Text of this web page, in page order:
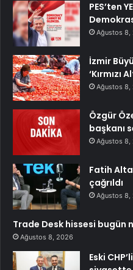
PES’ten
Ağustos 8,
İzmir
‘Kırmızı
Ağustos 8,
Özgür
başkanı
Ağustos 8,
Fatih
çağrıldı
Ağustos 8,
Trade Desk hissesi bugün
Ağustos 8, 2026
Eski